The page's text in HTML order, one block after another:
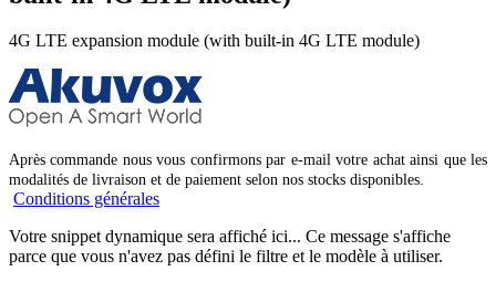
4G LTE expansion module (with built-in 4G LTE module)
Après commande nous vous confirmons par e-mail votre achat ainsi que les
modalités de livraison et de paiement selon nos stocks disponibles.
Conditions générales
Votre snippet dynamique sera affiché ici... Ce message s'affiche
parce que vous n'avez pas défini le filtre et le modèle à utiliser.